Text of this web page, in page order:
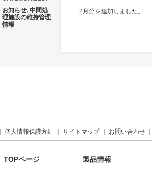
2月分を追加しました。
お知らせ,中間処
理施設の維持管理
情報
個人情報保護方針 サイトマップ お問い合わせ
TOPページ 製品情報